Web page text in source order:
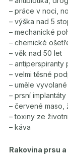
– práce v noci,
– výška nad 5
– mechanické
– chemické
– věk nad 50 let
– antiperspiranty
– velmi těsné
– uměle
– prsní implantáty
– červené maso,
– toxiny ze
– káva
Rakovina prsu